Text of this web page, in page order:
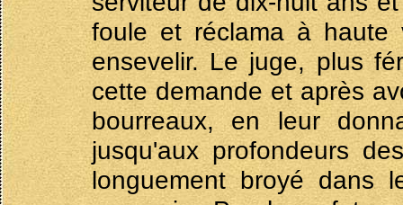
foule et réclama à haute
ensevelir. Le juge, plus
cette demande et après
bourreaux, en leur
jusqu'aux profondeurs
longuement broyé dans